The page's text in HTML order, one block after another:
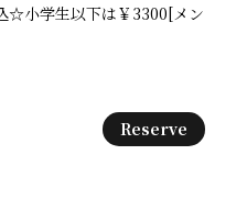
☆小学生以下は￥3300[メン
Reserve